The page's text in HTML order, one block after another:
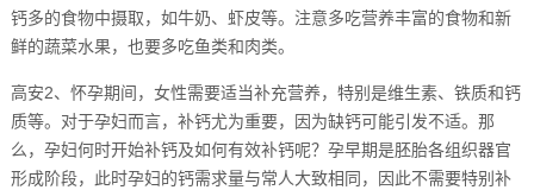
钙多的食物中摄取，如牛奶、虾皮等。注意多吃营养丰富的食物和新
鲜的蔬菜水果，也要多吃鱼类和肉类。
高安2、怀孕期间，女性需要适当补充营养，特别是维生素、铁质和钙
质等。对于孕妇而言，补钙尤为重要，因为缺钙可能引发不适。那
么，孕妇何时开始补钙及如何有效补钙呢？孕早期是胚胎各组织器官
形成阶段，此时孕妇的钙需求量与常人大致相同，因此不需要特别补